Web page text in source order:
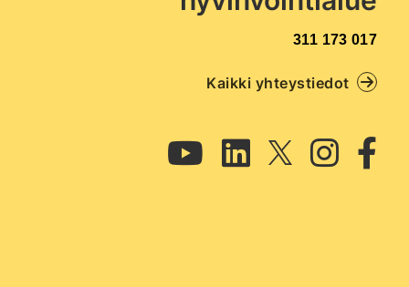
017 173 311
Kaikki yhteystiedot
Facebook
Instagram
Twitter
Linkedin